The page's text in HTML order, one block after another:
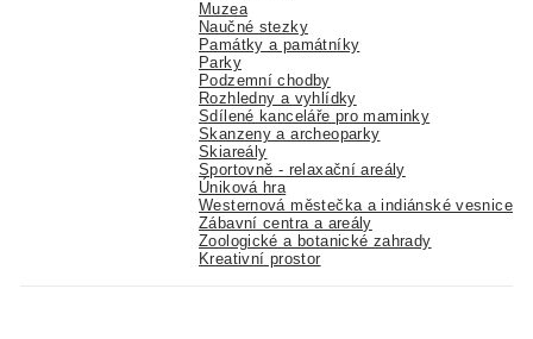
Muzea
Naučné stezky
Památky a památníky
Parky
Podzemní chodby
Rozhledny a vyhlídky
Sdílené kanceláře pro maminky
Skanzeny a archeoparky
Skiareály
Sportovně - relaxační areály
Úniková hra
Westernová městečka a indiánské vesnice
Zábavní centra a areály
Zoologické a botanické zahrady
Kreativní prostor